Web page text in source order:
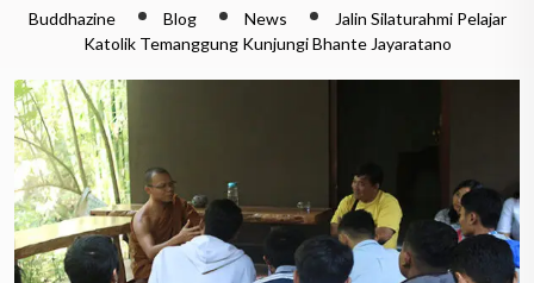
Buddhazine Blog News
Jalin Silaturahmi Pelajar
Katolik Temanggung Kunjungi Bhante Jayaratano